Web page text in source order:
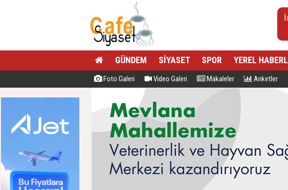
GÜNDEM SİYASET SPOR YEREL
Foto Galeri Video Galeri Makaleler Anketler